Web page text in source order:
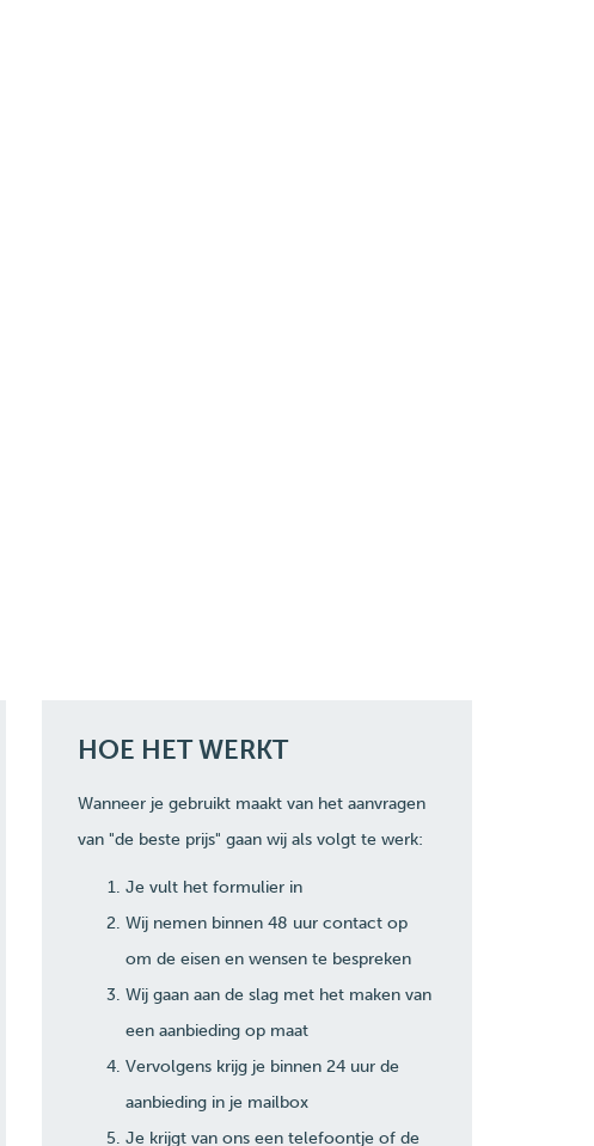
HOE HET WERKT
Wanneer je gebruikt maakt van het aanvragen
van "de beste prijs" gaan wij als volgt te werk:
Je vult het formulier in
Wij nemen binnen 48 uur contact op
om de eisen en wensen te bespreken
Wij gaan aan de slag met het maken van
een aanbieding op maat
Vervolgens krijg je binnen 24 uur de
aanbieding in je mailbox
Je krijgt van ons een telefoontje of de